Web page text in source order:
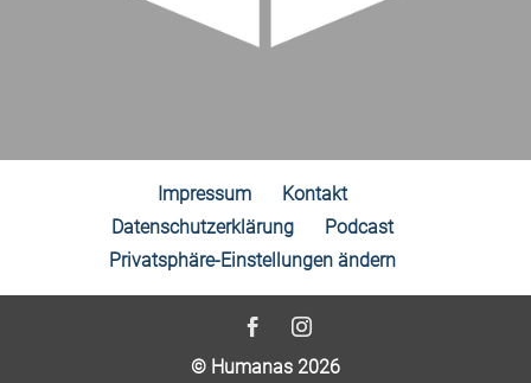
Impressum
Kontakt
Datenschutzerklärung
Podcast
Privatsphäre-Einstellungen ändern
© Humanas 2026